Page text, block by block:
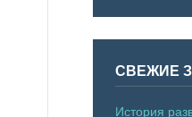
СВЕЖИЕ
История